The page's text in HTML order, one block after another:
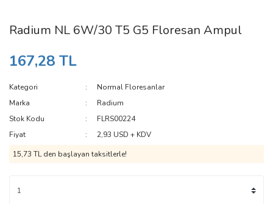
Radium NL 6W/30 T5 G5 Floresan Ampul
167,28 TL
Kategori
Normal Floresanlar
Marka
Radium
Stok Kodu
FLRS00224
Fiyat
2,93 USD + KDV
15,73 TL den başlayan taksitlerle!